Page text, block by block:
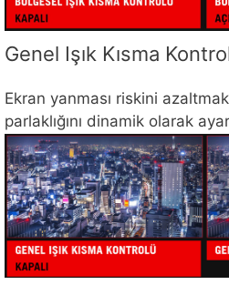
Genel Işık Kısma
Ekran yanması riskini
parlaklığını dinamik olarak